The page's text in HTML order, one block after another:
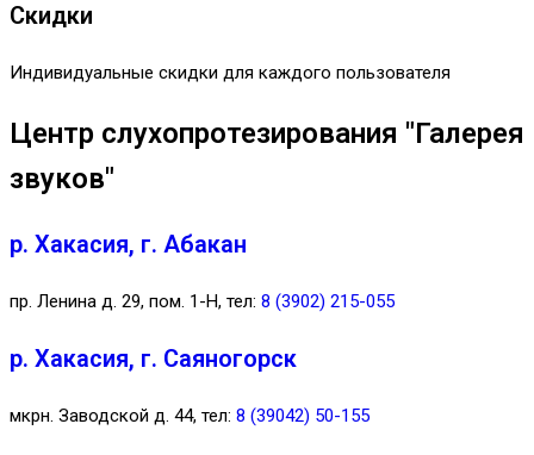
Скидки
Индивидуальные скидки для каждого пользователя
Центр слухопротезирования "Галерея
звуков"
р. Хакасия, г. Абакан
пр. Ленина д. 29, пом. 1-Н, тел: 8 (3902) 215-055
р. Хакасия, г. Саяногорск
мкрн. Заводской д. 44, тел: 8 (39042) 50-155